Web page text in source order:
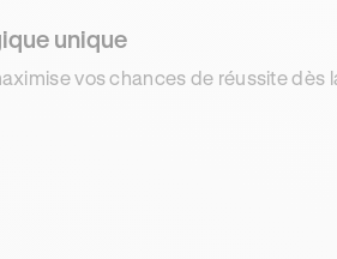
unique
vos chances de réussite dès